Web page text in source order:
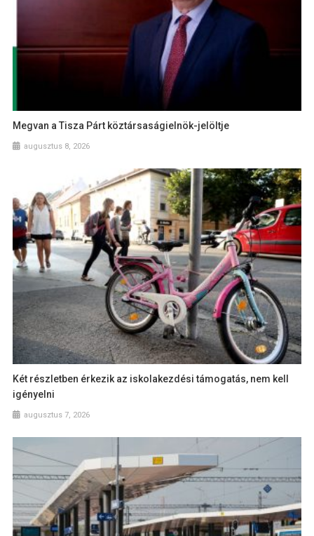
Megvan a Tisza Párt köztársaságielnök-jelöltje
augusztus 8, 2026
Két részletben érkezik az iskolakezdési támogatás, nem kell
igényelni
augusztus 7, 2026